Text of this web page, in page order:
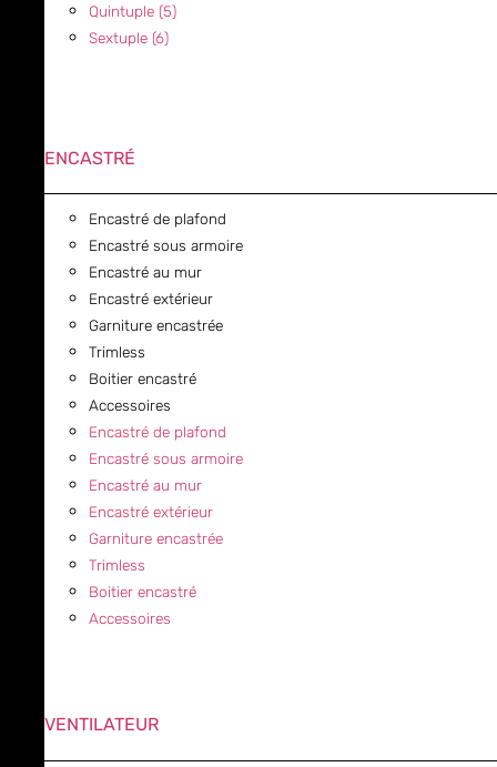
Quintuple (5)
Sextuple (6)
ENCASTRÉ
Encastré de plafond
Encastré sous armoire
Encastré au mur
Encastré extérieur
Garniture encastrée
Trimless
Boitier encastré
Accessoires
Encastré de plafond
Encastré sous armoire
Encastré au mur
Encastré extérieur
Garniture encastrée
Trimless
Boitier encastré
Accessoires
VENTILATEUR